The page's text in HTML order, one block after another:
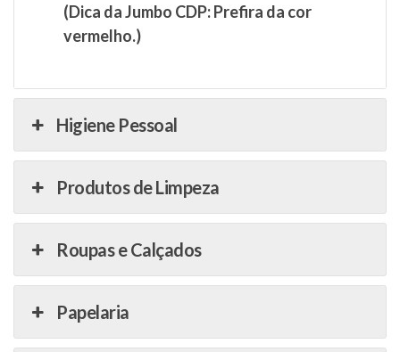
(Dica da Jumbo CDP: Prefira da cor
vermelho.)
Higiene Pessoal
Produtos de Limpeza
Roupas e Calçados
Papelaria